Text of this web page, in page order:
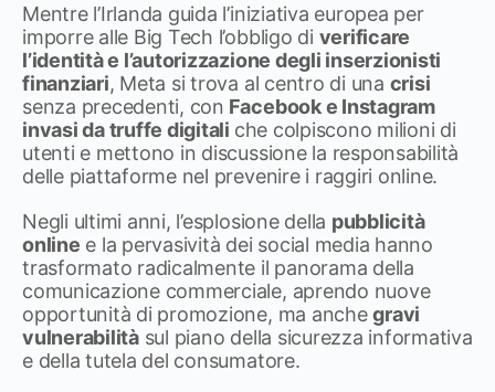
Mentre l’Irlanda guida l’iniziativa europea per
imporre alle Big Tech l’obbligo di verificare
l’identità e l’autorizzazione degli inserzionisti
finanziari, Meta si trova al centro di una crisi
senza precedenti, con Facebook e Instagram
invasi da truffe digitali che colpiscono milioni di
utenti e mettono in discussione la responsabilità
delle piattaforme nel prevenire i raggiri online.
Negli ultimi anni, l’esplosione della pubblicità
online e la pervasività dei social media hanno
trasformato radicalmente il panorama della
comunicazione commerciale, aprendo nuove
opportunità di promozione, ma anchegravi
vulnerabilitàsul piano della sicurezza informativa
e della tutela del consumatore.